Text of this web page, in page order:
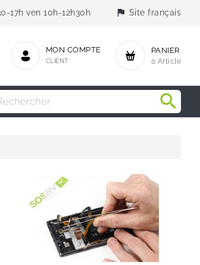
17h ven 10h-12h30h flag Site français
PANIER
0 Article
MON COMPTE
CLIENT